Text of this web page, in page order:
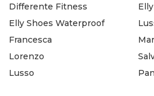
Differente Fitness
Elly Shoes Waterproof
Francesca
Lorenzo
Lusso